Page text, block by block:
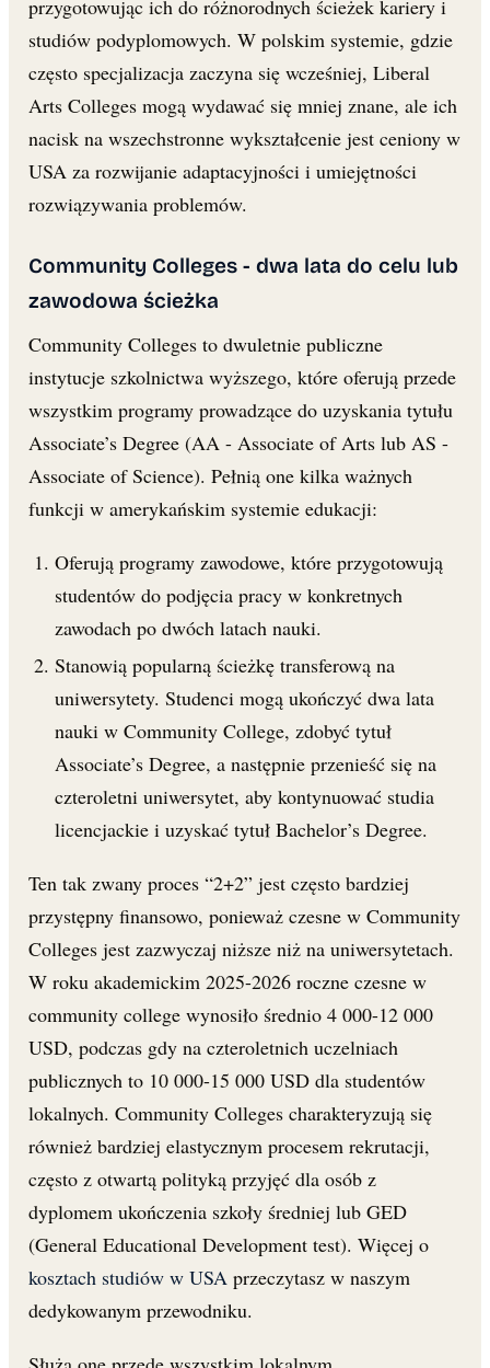
przygotowując ich do różnorodnych ścieżek kariery i
studiów podyplomowych. W polskim systemie, gdzie
często specjalizacja zaczyna się wcześniej, Liberal
Arts Colleges mogą wydawać się mniej znane, ale ich
nacisk na wszechstronne wykształcenie jest ceniony w
USA za rozwijanie adaptacyjności i umiejętności
rozwiązywania problemów.
Community Colleges - dwa lata do celu lub
zawodowa ścieżka
Community Colleges to dwuletnie publiczne
instytucje szkolnictwa wyższego, które oferują przede
wszystkim programy prowadzące do uzyskania tytułu
Associate’s Degree (AA - Associate of Arts lub AS -
Associate of Science). Pełnią one kilka ważnych
funkcji w amerykańskim systemie edukacji:
Oferują programy zawodowe, które przygotowują
studentów do podjęcia pracy w konkretnych
zawodach po dwóch latach nauki.
Stanowią popularną ścieżkę transferową na
uniwersytety. Studenci mogą ukończyć dwa lata
nauki w Community College, zdobyć tytuł
Associate’s Degree, a następnie przenieść się na
czteroletni uniwersytet, aby kontynuować studia
licencjackie i uzyskać tytuł Bachelor’s Degree.
Ten tak zwany proces “2+2” jest często bardziej
przystępny finansowo, ponieważ czesne w Community
Colleges jest zazwyczaj niższe niż na uniwersytetach.
W roku akademickim 2025-2026 roczne czesne w
community college wynosiło średnio 4 000-12 000
USD, podczas gdy na czteroletnich uczelniach
publicznych to 10 000-15 000 USD dla studentów
lokalnych. Community Colleges charakteryzują się
również bardziej elastycznym procesem rekrutacji,
często z otwartą polityką przyjęć dla osób z
dyplomem ukończenia szkoły średniej lub GED
(General Educational Development test). Więcej o
kosztach studiów w USA przeczytasz w naszym
dedykowanym przewodniku.